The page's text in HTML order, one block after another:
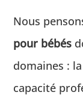
Nous
pour bébés
domaines :
capacité